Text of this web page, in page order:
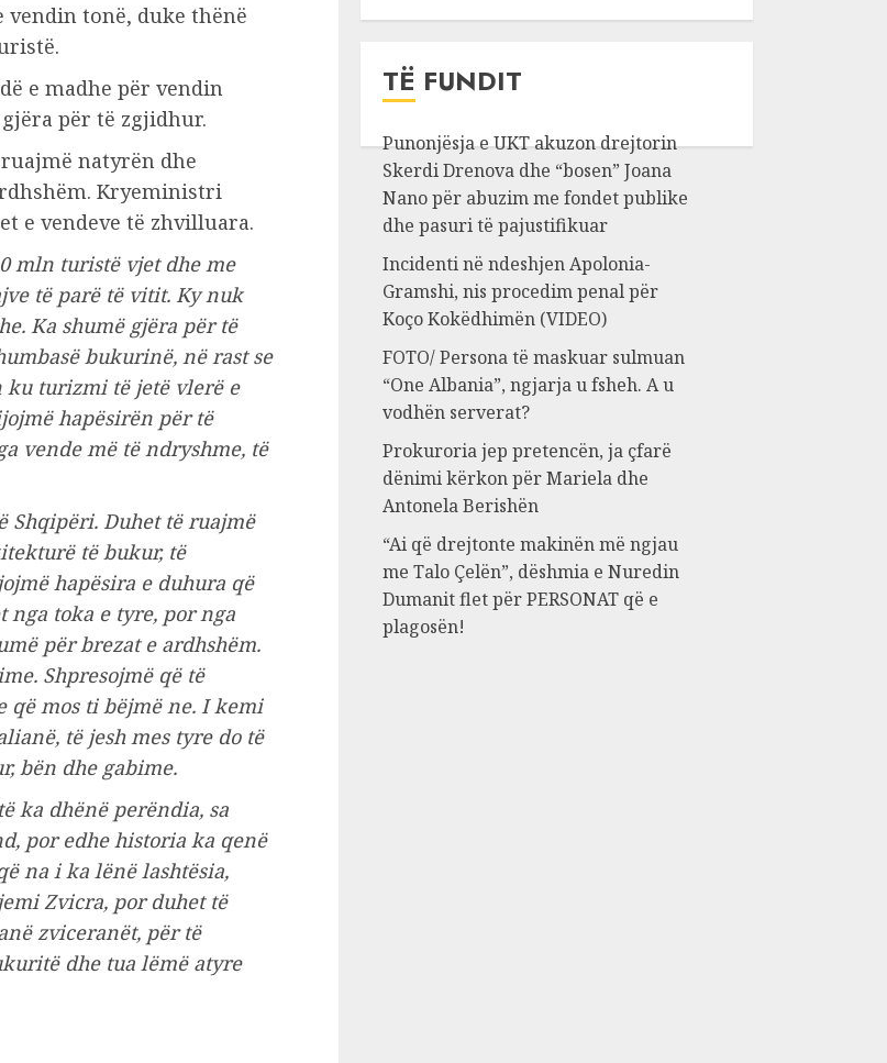
tonë, duke thënë
e madhe për vendin
për të zgjidhur.
natyrën dhe
Kryeministri
e vendeve të zhvilluara.
mln turistë vjet dhe me
të parë të vitit. Ky nuk
Ka shumë gjëra për të
bukurinë, në rast se
ku turizmi të jetë vlerë e
hapësirën për të
vende më të ndryshme, të
Shqipëri. Duhet të ruajmë
të bukur, të
hapësira e duhura që
toka e tyre, por nga
për brezat e ardhshëm.
Shpresojmë që të
që mos ti bëjmë ne. I kemi
të jesh mes tyre do të
bën dhe gabime.
ka dhënë perëndia, sa
por edhe historia ka qenë
na i ka lënë lashtësia,
Zvicra, por duhet të
zviceranët, për të
dhe tua lëmë atyre
TË FUNDIT
Punonjësja e UKT akuzon drejtorin
Skerdi Drenova dhe “bosen” Joana
Nano për abuzim me fondet publike
dhe pasuri të pajustifikuar
Incidenti në ndeshjen Apolonia-
Gramshi, nis procedim penal për
Koço Kokëdhimën (VIDEO)
FOTO/ Persona të maskuar sulmuan
“One Albania”, ngjarja u fsheh. A u
vodhën serverat?
Prokuroria jep pretencën, ja çfarë
dënimi kërkon për Mariela dhe
Antonela Berishën
“Ai që drejtonte makinën më ngjau
me Talo Çelën”, dëshmia e Nuredin
Dumanit flet për PERSONAT që e
plagosën!